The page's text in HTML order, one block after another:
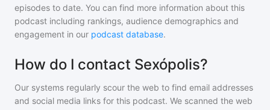
episodes to date. You can find more information about this
podcast including rankings, audience demographics and
engagement in our podcast database.
How do I contact Sexópolis?
Our systems regularly scour the web to find email addresses
and social media links for this podcast. We scanned the web